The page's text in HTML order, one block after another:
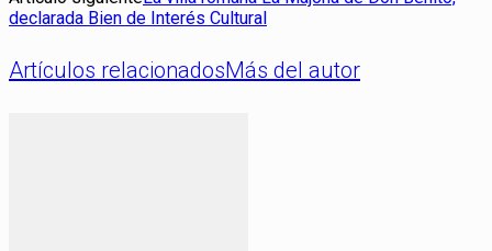
declarada Bien de Interés Cultural
Artículos relacionadosMás del autor